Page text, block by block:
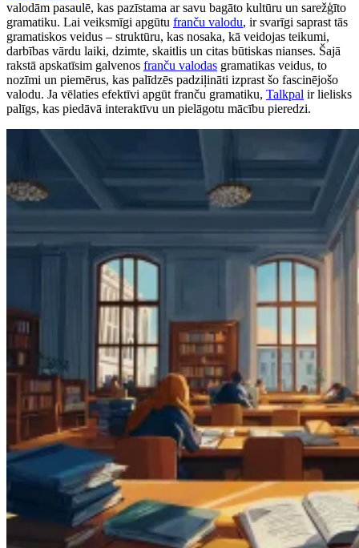
valodām pasaulē, kas pazīstama ar savu bagāto kultūru un sarežģīto
gramatiku. Lai veiksmīgi apgūtu franču valodu, ir svarīgi saprast tās
gramatiskos veidus – struktūru, kas nosaka, kā veidojas teikumi,
darbības vārdu laiki, dzimte, skaitlis un citas būtiskas nianses. Šajā
rakstā apskatīsim galvenos franču valodas gramatikas veidus, to
nozīmi un piemērus, kas palīdzēs padziļināti izprast šo fascinējošo
valodu. Ja vēlaties efektīvi apgūt franču gramatiku, Talkpal ir lielisks
palīgs, kas piedāvā interaktīvu un pielāgotu mācību pieredzi.